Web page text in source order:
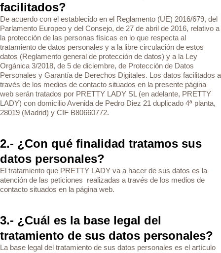
facilitados?
De acuerdo con el establecido en el Reglamento (UE) 2016/679, del
Parlamento Europeo y del Consejo, de 27 de abril de 2016, relativo a
la protección de las personas físicas en lo que respecta al
tratamiento de datos personales y a la libre circulación de estos
datos (Reglamento general de protección de datos) y a la Ley
Orgánica 3/2018, de 5 de diciembre, de Protección de Datos
Personales y Garantía de Derechos Digitales. Los datos facilitados a
través de los medios de contacto situados en la presente página
web serán tratados por PRETTY LADY SL (en adelante, PRETTY
LADY) con domicilio Avenida de Pedro Diez 21 duplicado 4ª planta,
28019 (Madrid) y CIF B80660772.
2.- ¿Con qué finalidad tratamos sus
datos personales?
El tratamiento que PRETTY LADY va a hacer de sus datos es la
atención de las peticiones realizadas a través de los medios de
contacto situados en la página web.
3.- ¿Cuál es la base legal del
tratamiento de sus datos personales?
La base legal del tratamiento de sus datos personales es el artículo